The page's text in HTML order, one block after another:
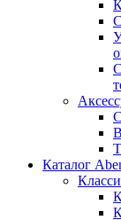
Каталог